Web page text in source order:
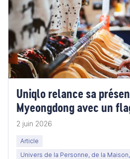
Uniqlo relance sa
Myeongdong avec un
2 juin 2026
Article
Univers de la Personne, de la